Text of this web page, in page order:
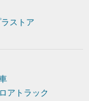
ストア
アトラック